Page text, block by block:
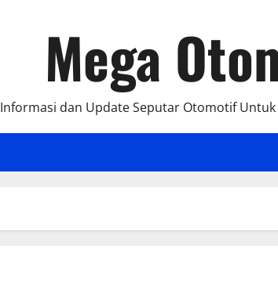
Mega
Informasi dan Update Seputar Otomotif